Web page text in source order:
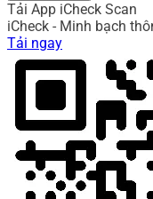
Tải App iCheck Scan
iCheck - Minh bạch
Tải ngay